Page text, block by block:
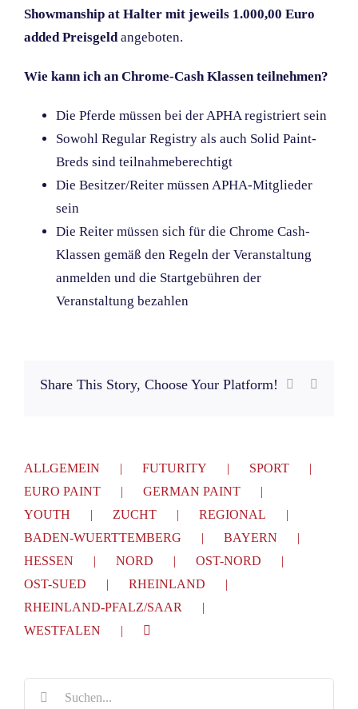
Showmanship at Halter mit jeweils 1.000,00 Euro
added Preisgeld angeboten.
Wie kann ich an Chrome-Cash Klassen teilnehmen?
Die Pferde müssen bei der APHA registriert sein
Sowohl Regular Registry als auch Solid Paint-
Breds sind teilnahmeberechtigt
Die Besitzer/Reiter müssen APHA-Mitglieder
sein
Die Reiter müssen sich für die Chrome Cash-
Klassen gemäß den Regeln der Veranstaltung
anmelden und die Startgebühren der
Veranstaltung bezahlen
Share This Story, Choose Your Platform! Facebook
ALLGEMEIN FUTURITY
SPORT
EURO PAINT
GERMAN PAINT
YOUTH
ZUCHT
REGIONAL
BADEN-WUERTTEMBERG
BAYERN
HESSEN
NORD
OST-NORD
OST-SUED
RHEINLAND
RHEINLAND-PFALZ/SAAR
WESTFALEN